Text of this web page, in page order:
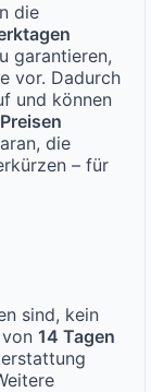
die
garantieren,
vor. Dadurch
und können
die
– für
sind, kein
14 Tagen